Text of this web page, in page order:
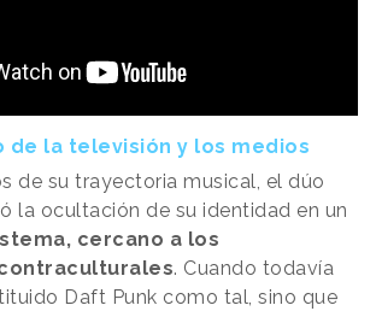
de la televisión y los medios
de su trayectoria musical, el dúo
la ocultación de su identidad en un
cercano a los
. Cuando todavía
Daft Punk como tal, sino que